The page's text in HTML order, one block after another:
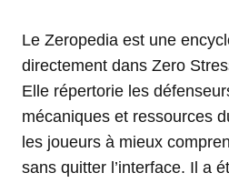
Le Zeropedia est une
directement dans Zero
Elle répertorie les
mécaniques et ressources
les joueurs à mieux
sans quitter l’interface. Il a